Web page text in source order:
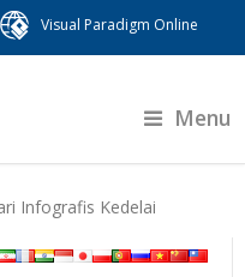
Visual Paradigm Online
Menu
Infografis Kedelai